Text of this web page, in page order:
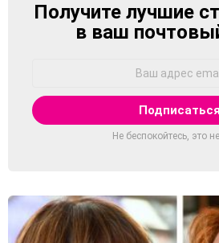
NEWSLETTER
Получите лучшие
в ваш
Не беспокойтесь, это